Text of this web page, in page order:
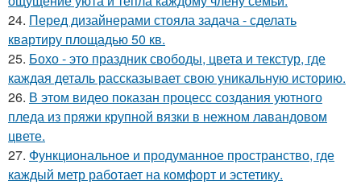
24. Перед дизайнерами стояла задача - сделать
квартиру площадью 50 кв.
25. Бохо - это праздник свободы, цвета и текстур, где
каждая деталь рассказывает свою уникальную историю.
26. В этом видео показан процесс создания уютного
пледа из пряжи крупной вязки в нежном лавандовом
цвете.
27. Функциональное и продуманное пространство, где
каждый метр работает на комфорт и эстетику.